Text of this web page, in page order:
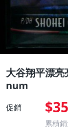
大谷翔平漂
num
促銷
累積